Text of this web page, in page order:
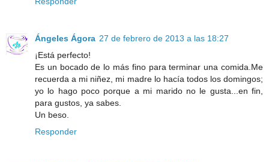
Ángeles Ágora 27 de febrero de 2013 a las 18:27
¡Está perfecto!
Es un bocado de lo más fino para terminar una comida.Me
recuerda a mi niñez, mi madre lo hacía todos los domingos;
yo lo hago poco porque a mi marido no le gusta...en fin,
para gustos, ya sabes.
Un beso.
Responder